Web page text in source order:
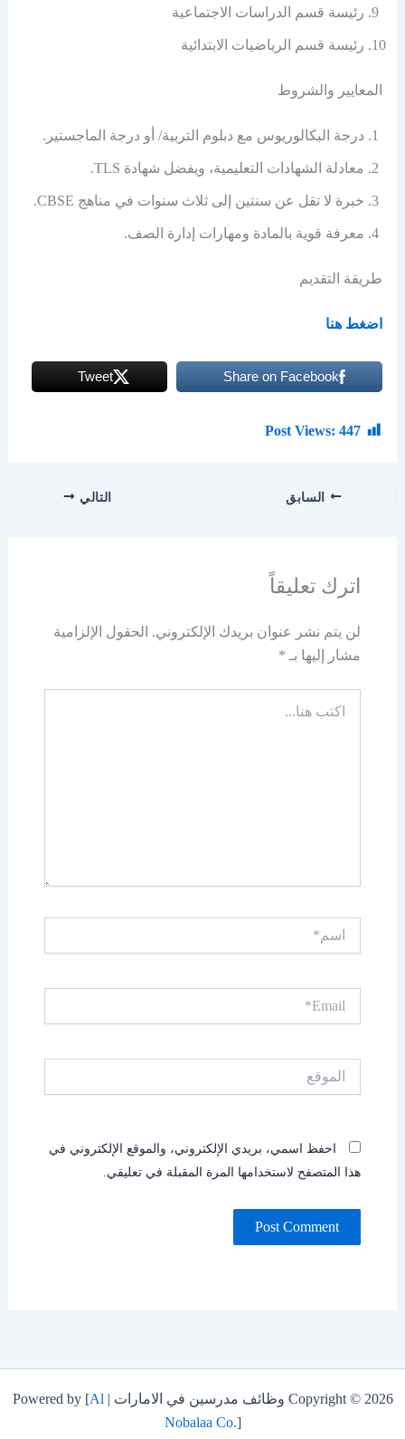
رئيسة قسم الدراسات الاجتماعية
رئيسة قسم الرياضيات الابتدائية
المعايير والشروط
درجة البكالوريوس مع دبلوم التربية/ أو درجة الماجستير.
معادلة الشهادات التعليمية، ويفضل شهادة TLS.
خبرة لا تقل عن سنتين إلى ثلاث سنوات في مناهج CBSE.
معرفة قوية بالمادة ومهارات إدارة الصف.
طريقة التقديم
اضغط هنا
Share on Facebook
Tweet
Post Views: 447
السابق التالي
اترك تعليقاً
لن يتم نشر عنوان بريدك الإلكتروني. الحقول الإلزامية
مشار إليها بـ *
هنا...
احفظ اسمي، بريدي الإلكتروني، والموقع الإلكتروني في
هذا المتصفح لاستخدامها المرة المقبلة في تعليقي.
Copyright © 2026 وظائف مدرسين في الامارات | Powered by [
Al
Nobalaa Co.]